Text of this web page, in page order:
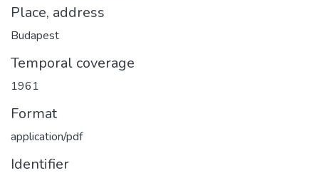
Place, address
Budapest
Temporal coverage
1961
Format
application/pdf
Identifier